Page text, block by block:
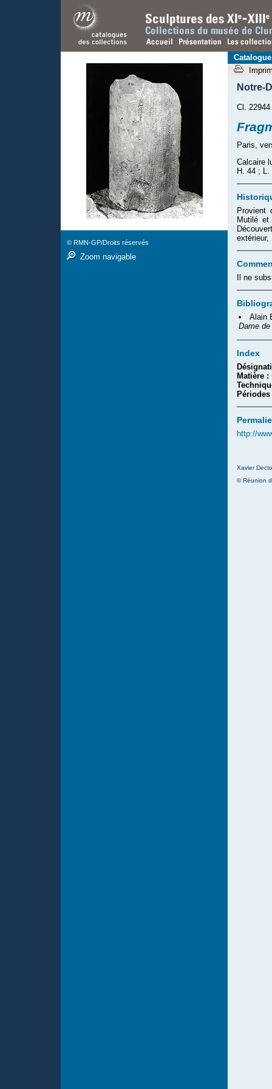
Notre-
Cl. 22944
Paris,
Calcaire
H. 44 ; L.
Provient
Mutilé et
extérieur,
Il ne
Alain
Dame
Index
Matière :
http://
Xavier
© Réunion
© RMN-GP/Droits réservés
Zoom navigable
Catalogue